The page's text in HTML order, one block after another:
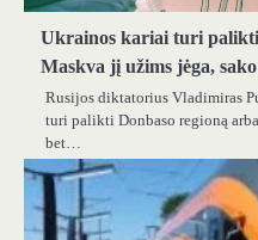
Ukrainos kariai turi
Maskva jį užims jėga,
Rusijos diktatorius Vladimiras
turi palikti Donbaso regioną
bet…